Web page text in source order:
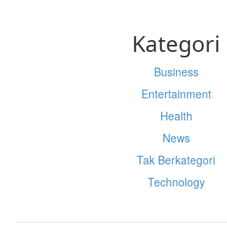
Kategori
Business
Entertainment
Health
News
Tak Berkategori
Technology